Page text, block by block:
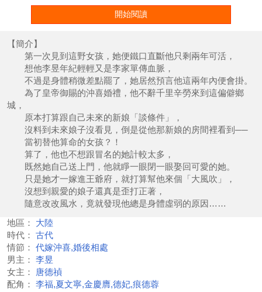
開始閱讀
【簡介】
第一次見到這野女孩，她便鐵口直斷他只剩兩年可活，
想他李昱年紀輕輕又是李家單傳血脈，
不過是身體稍微差點罷了，她居然預言他這兩年內便會掛。
為了皇帝御賜的沖喜婚禮，他不辭千里辛勞來到這偏僻鄉
城，
原本打算跟自己未來的新娘「談條件」，
沒料到未來娘子沒看見，倒是從他那新娘的房間裡看到──
當初替他算命的女孩？！
算了，他也不想跟冒名的她計較太多，
既然她自己送上門，他就睜一眼閉一眼娶回可愛的她。
只是她才一嫁進王爺府，就打算幫他來個「大風吹」，
沒想到親愛的娘子還真是歪打正著，
隨意改改風水，竟就發現他總是身體虛弱的原因……
地區：
大陸
時代：
古代
情節：
代嫁沖喜,婚後相處
男主：
李昱
女主：
唐德禎
配角：
李福,夏文寧,金慶膺,德妃,痕德蓉